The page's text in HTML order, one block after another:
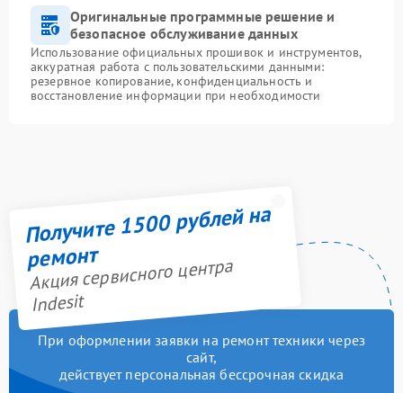
Оригинальные программные решение и
безопасное обслуживание данных
Использование официальных прошивок и инструментов,
аккуратная работа с пользовательскими данными:
резервное копирование, конфиденциальность и
восстановление информации при необходимости
Получите 1500 рублей на
ремонт
Акция сервисного центра
Indesit
При оформлении заявки на ремонт техники через
сайт,
действует персональная бессрочная скидка